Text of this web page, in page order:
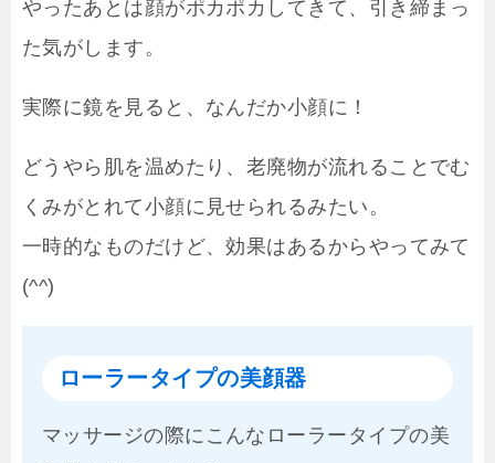
やったあとは顔がポカポカしてきて、引き締まっ
た気がします。
実際に鏡を見ると、なんだか小顔に！
どうやら肌を温めたり、老廃物が流れることでむ
くみがとれて小顔に見せられるみたい。
一時的なものだけど、効果はあるからやってみて
(^^)
ローラータイプの美顔器
マッサージの際にこんなローラータイプの美